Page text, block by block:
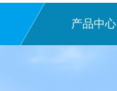
产品中心